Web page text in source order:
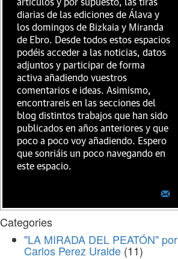
artículos y por supuesto, las tiras
diarias de las ediciones de Álava y
los domingos de Bizkaia y Miranda
de Ebro. Desde todos estos espacios
podéis acceder a las noticias, datos
adjuntos y participar de forma
activa añadiendo vuestros
comentarios e ideas. Asimismo,
encontrareis en las secciones del
blog distintos trabajos que han sido
publicados en años anteriores y que
poco a poco voy añadiendo. Espero
que sonriáis un poco navegando en
este espacio.
Categories
"LA MIRADA DEL PEATÓN" por
Carlos Perez Uralde (11)